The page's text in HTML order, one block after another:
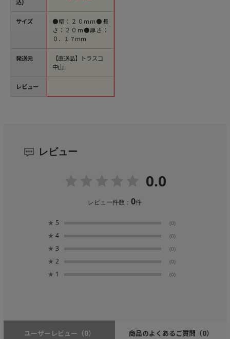
サイズ
発送元
レビュー
●幅：２０ｍｍ●長
さ：２０ｍ●厚さ：
０．１７ｍｍ
【直送品】トラスコ
中山
レビュー
0.0
レビュー件数：0件
★ 5 (0)
★ 4 (0)
★ 3 (0)
★ 2 (0)
★ 1 (0)
ユーザーレビュー （0） 商品のよくあるご質問 （0）